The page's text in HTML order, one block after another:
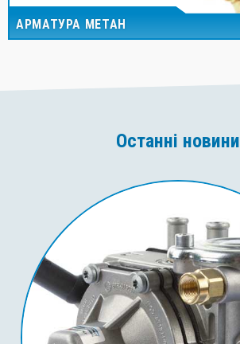
АРМАТУРА МЕТАН
Останні новини